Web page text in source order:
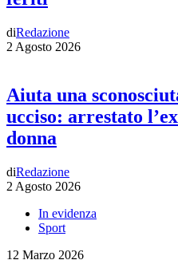
diRedazione
2 Agosto 2026
Aiuta una
ucciso: arrestato
donna
diRedazione
2 Agosto 2026
In evidenza
Sport
12 Marzo 2026